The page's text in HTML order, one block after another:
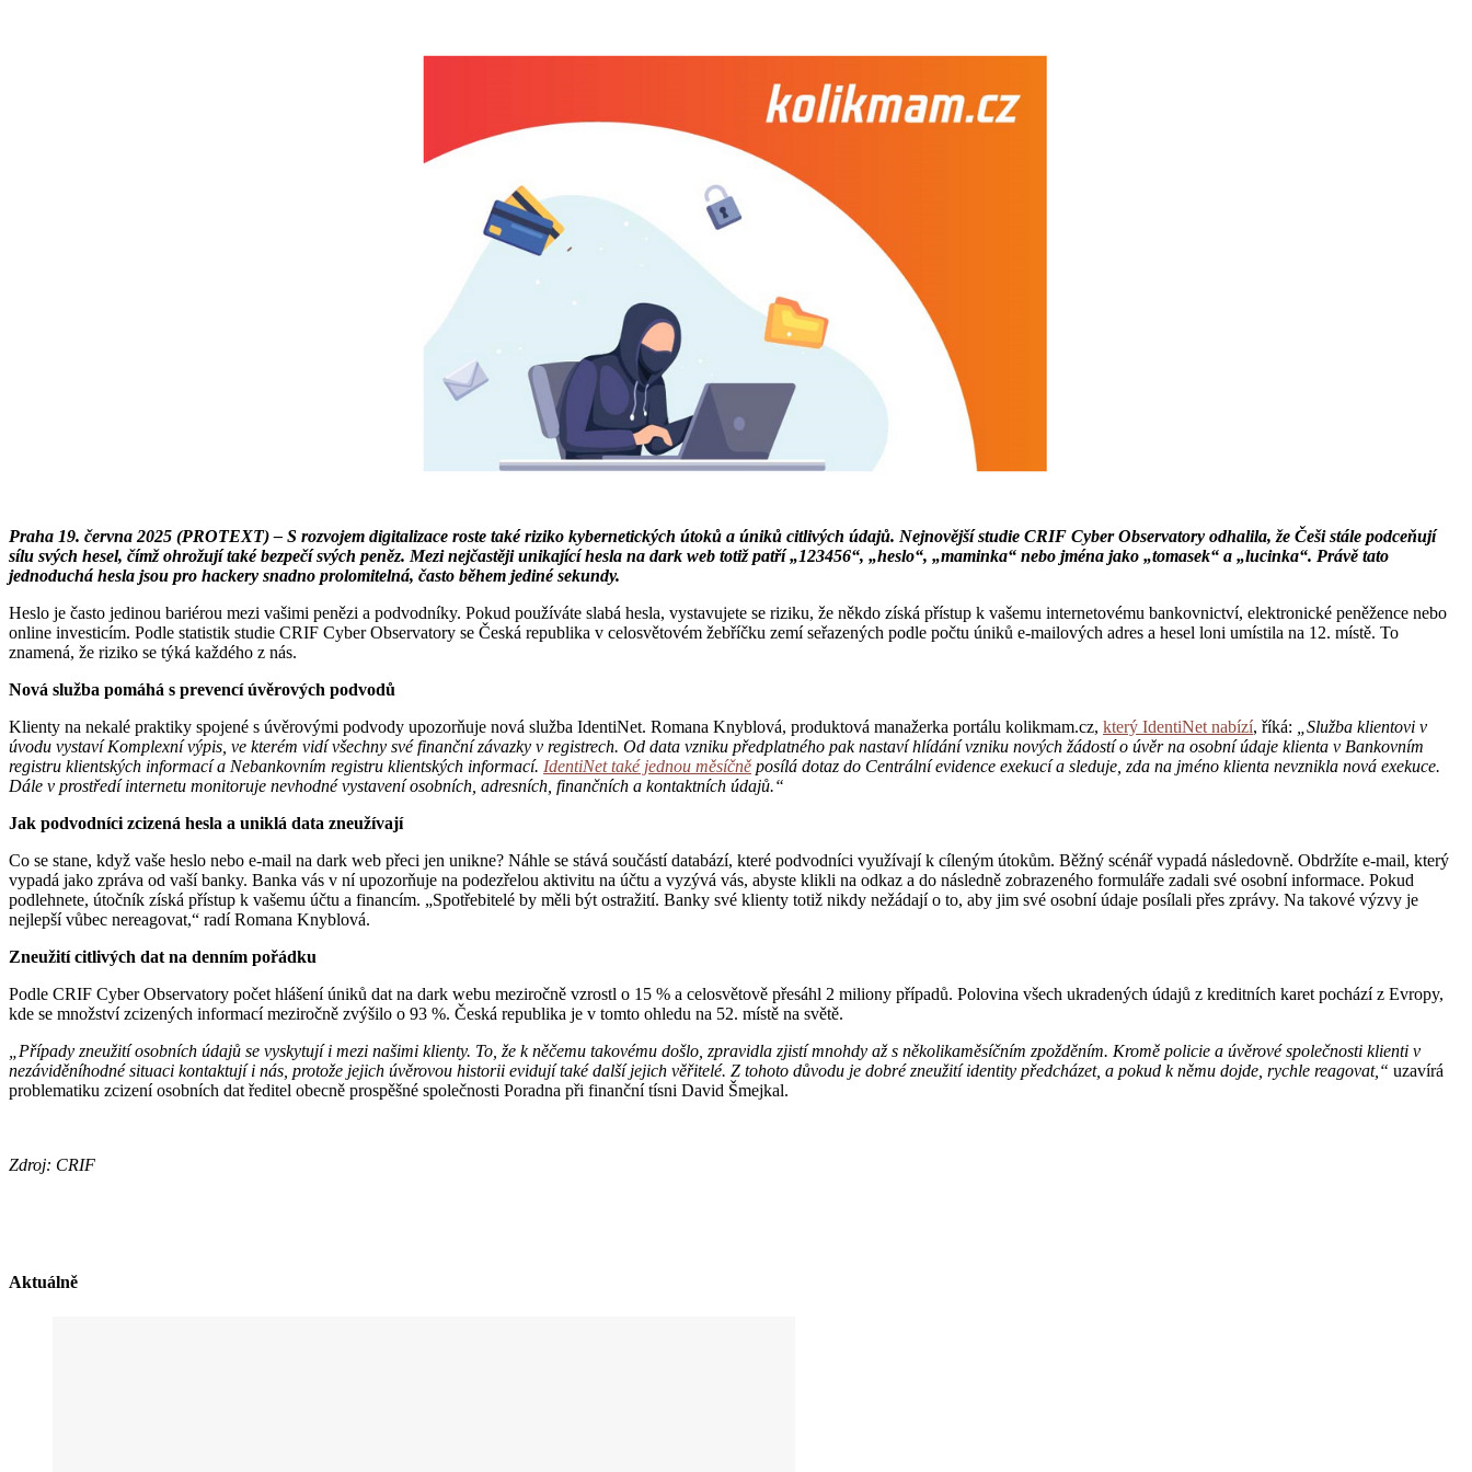
Praha 19. června 2025 (PROTEXT) – S rozvojem digitalizace roste také riziko kybernetických útoků a úniků citlivých údajů. Nejnovější studie CRIF Cyber Observatory odhalila, že Češi stále podceňují
sílu svých hesel, čímž ohrožují také bezpečí svých peněz. Mezi nejčastěji unikající hesla na dark web totiž patří „123456“, „heslo“, „maminka“ nebo jména jako „tomasek“ a „lucinka“. Právě tato
jednoduchá hesla jsou pro hackery snadno prolomitelná, často během jediné sekundy.
Heslo je často jedinou bariérou mezi vašimi penězi a podvodníky. Pokud používáte slabá hesla, vystavujete se riziku, že někdo získá přístup k vašemu internetovému bankovnictví, elektronické peněžence nebo
online investicím. Podle statistik studie CRIF Cyber Observatory se Česká republika v celosvětovém žebříčku zemí seřazených podle počtu úniků e-mailových adres a hesel loni umístila na 12. místě. To
znamená, že riziko se týká každého z nás.
Nová služba pomáhá s prevencí úvěrových podvodů
Klienty na nekalé praktiky spojené s úvěrovými podvody upozorňuje nová služba IdentiNet. Romana Knyblová, produktová manažerka portálu kolikmam.cz, který IdentiNet nabízí, říká: „Služba klientovi v
úvodu vystaví Komplexní výpis, ve kterém vidí všechny své finanční závazky v registrech. Od data vzniku předplatného pak nastaví hlídání vzniku nových žádostí o úvěr na osobní údaje klienta v Bankovním
registru klientských informací a Nebankovním registru klientských informací. IdentiNet také jednou měsíčně posílá dotaz do Centrální evidence exekucí a sleduje, zda na jméno klienta nevznikla nová exekuce.
Dále v prostředí internetu monitoruje nevhodné vystavení osobních, adresních, finančních a kontaktních údajů.“
Jak podvodníci zcizená hesla a uniklá data zneužívají
Co se stane, když vaše heslo nebo e-mail na dark web přeci jen unikne? Náhle se stává součástí databází, které podvodníci využívají k cíleným útokům. Běžný scénář vypadá následovně. Obdržíte e-mail, který
vypadá jako zpráva od vaší banky. Banka vás v ní upozorňuje na podezřelou aktivitu na účtu a vyzývá vás, abyste klikli na odkaz a do následně zobrazeného formuláře zadali své osobní informace. Pokud
podlehnete, útočník získá přístup k vašemu účtu a financím. „Spotřebitelé by měli být ostražití. Banky své klienty totiž nikdy nežádají o to, aby jim své osobní údaje posílali přes zprávy. Na takové výzvy je
nejlepší vůbec nereagovat,“ radí Romana Knyblová.
Zneužití citlivých dat na denním pořádku
Podle CRIF Cyber Observatory počet hlášení úniků dat na dark webu meziročně vzrostl o 15 % a celosvětově přesáhl 2 miliony případů. Polovina všech ukradených údajů z kreditních karet pochází z Evropy,
kde se množství zcizených informací meziročně zvýšilo o 93 %. Česká republika je v tomto ohledu na 52. místě na světě.
„Případy zneužití osobních údajů se vyskytují i mezi našimi klienty. To, že k něčemu takovému došlo, zpravidla zjistí mnohdy až s několikaměsíčním zpožděním. Kromě policie a úvěrové společnosti klienti v
nezáviděníhodné situaci kontaktují i nás, protože jejich úvěrovou historii evidují také další jejich věřitelé. Z tohoto důvodu je dobré zneužití identity předcházet, a pokud k němu dojde, rychle reagovat,“ uzavírá
problematiku zcizení osobních dat ředitel obecně prospěšné společnosti Poradna při finanční tísni David Šmejkal.
Zdroj: CRIF
Aktuálně